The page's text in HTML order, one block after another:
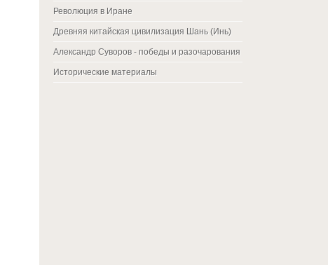
Революция в Иране
Древняя китайская цивилизация Шань (Инь)
Александр Суворов - победы и разочарования
Исторические материалы